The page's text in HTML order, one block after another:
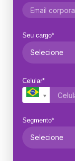
Seu cargo*
Celular*
Segmento*